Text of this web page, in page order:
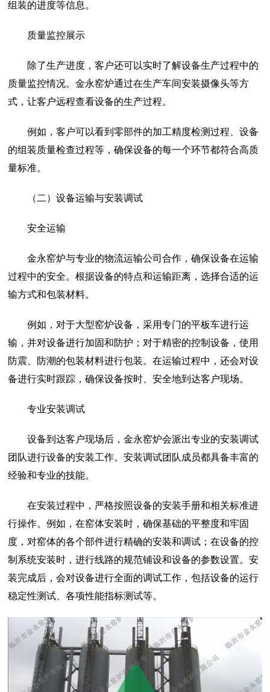
组装的进度等信息。
质量监控展示
除了生产进度，客户还可以实时了解设备生产过程中的
质量监控情况。金永窑炉通过在生产车间安装摄像头等方
式，让客户远程查看设备的生产过程。
例如，客户可以看到零部件的加工精度检测过程、设备
的组装质量检查过程等，确保设备的每一个环节都符合高质
量标准。
（二）设备运输与安装调试
安全运输
金永窑炉与专业的物流运输公司合作，确保设备在运输
过程中的安全。根据设备的特点和运输距离，选择合适的运
输方式和包装材料。
例如，对于大型窑炉设备，采用专门的平板车进行运
输，并对设备进行加固和防护；对于精密的控制设备，使用
防震、防潮的包装材料进行包装。在运输过程中，还会对设
备进行实时跟踪，确保设备按时、安全地到达客户现场。
专业安装调试
设备到达客户现场后，金永窑炉会派出专业的安装调试
团队进行设备的安装工作。安装调试团队成员都具备丰富的
经验和专业的技能。
在安装过程中，严格按照设备的安装手册和相关标准进
行操作。例如，在窑体安装时，确保基础的平整度和牢固
度，对窑体的各个部件进行精确的安装和调试；在设备的控
制系统安装时，进行线路的规范铺设和设备的参数设置。安
装完成后，会对设备进行全面的调试工作，包括设备的运行
稳定性测试、各项性能指标测试等。